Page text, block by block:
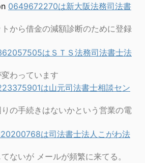
0649672270は新大阪法務司法書
から借金の減額診断のために登録
はＳＴＳ法務司法書士法
わっています
は山元司法書士相談セン
の手続きはないかという営業の電
は司法書士法人こがわ法
ないが メールが頻繁に来てる。